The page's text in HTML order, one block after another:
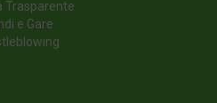
Trasparente
e Gare